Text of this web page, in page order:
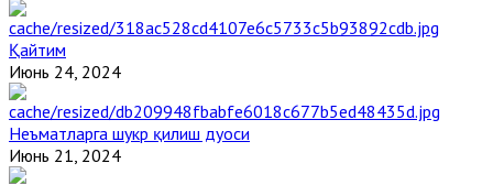
Қайтим
Июнь 24, 2024
Неъматларга шукр қилиш дуоси
Июнь 21, 2024